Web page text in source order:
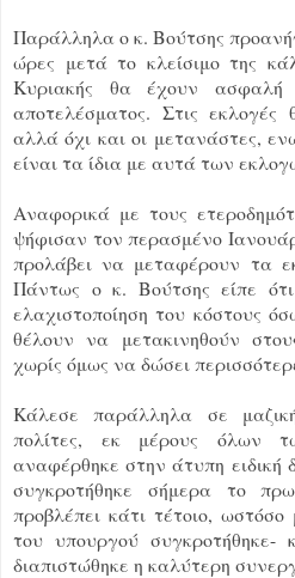
Παράλληλα ο κ. Βούτσης
ώρες μετά το κλείσιμο της
Κυριακής θα έχουν ασφαλή
αποτελέσματος. Στις
αλλά όχι και οι μετανάστες,
είναι τα ίδια με αυτά των
Αναφορικά με τους
ψήφισαν τον περασμένο
προλάβει να μεταφέρουν τα
Πάντως ο κ. Βούτσης είπε
ελαχιστοποίηση του κόστους
θέλουν να μετακινηθούν
χωρίς όμως να δώσει
Κάλεσε παράλληλα σε
πολίτες, εκ μέρους όλων
αναφέρθηκε στην άτυπη ειδική
συγκροτήθηκε σήμερα το
προβλέπει κάτι τέτοιο,
του υπουργού
διαπιστώθηκε η καλύτερη